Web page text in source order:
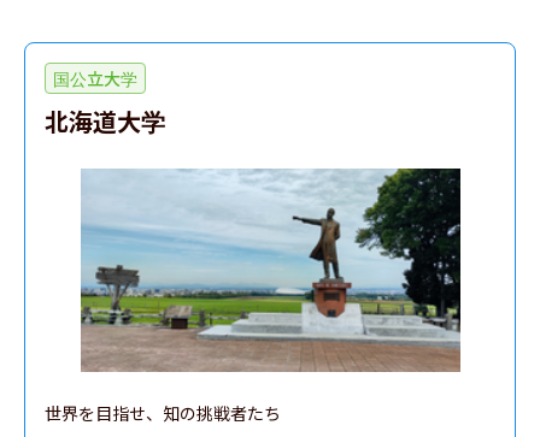
国公立大学
北海道大学
世界を目指せ、知の挑戦者たち